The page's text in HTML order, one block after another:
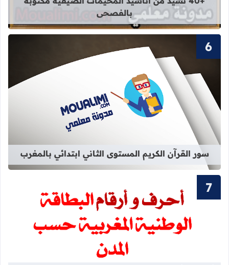
بالفصحى
قراءة المزيد عن سور القرآن الكريم
سور القرآن الكريم المستوى الثاني ابتدائي بالمغرب
قراءة المزيد عن أحرف و أرقام